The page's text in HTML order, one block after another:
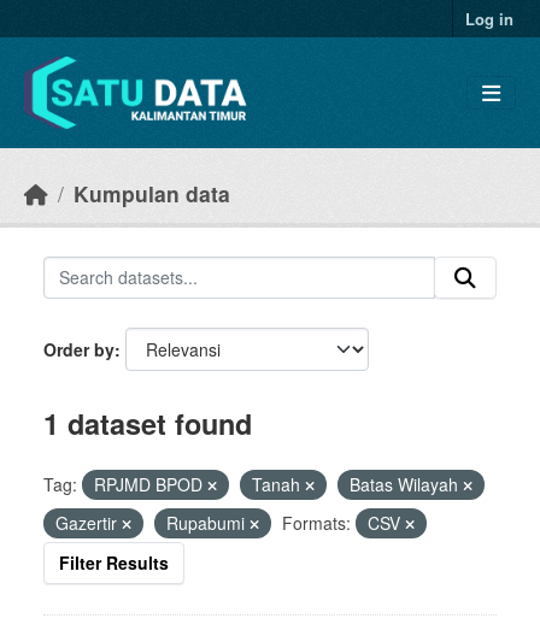
Log in
Kumpulan data
Order by
1 dataset found
Tag: RPJMD BPOD Tanah
Batas Wilayah
Gazertir
Rupabumi Formats:
CSV
Filter Results